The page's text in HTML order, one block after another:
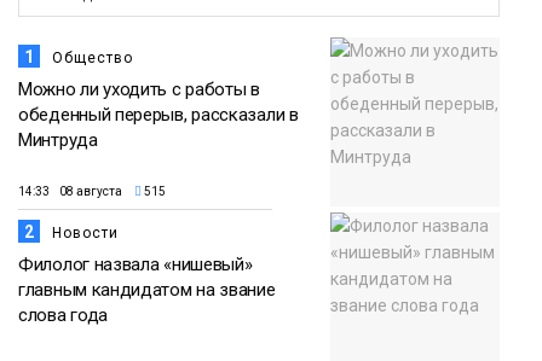
1 Общество
Можно ли уходить с работы в
обеденный перерыв, рассказали в
Минтруда
14:33 08 августа 515
2 Новости
Филолог назвала «нишевый»
главным кандидатом на звание
слова года